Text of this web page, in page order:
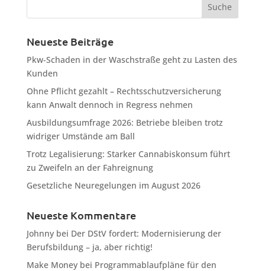
Neueste Beiträge
Pkw-Schaden in der Waschstraße geht zu Lasten des
Kunden
Ohne Pflicht gezahlt – Rechtsschutzversicherung
kann Anwalt dennoch in Regress nehmen
Ausbildungsumfrage 2026: Betriebe bleiben trotz
widriger Umstände am Ball
Trotz Legalisierung: Starker Cannabiskonsum führt
zu Zweifeln an der Fahreignung
Gesetzliche Neuregelungen im August 2026
Neueste Kommentare
Johnnybei Der DStV fordert: Modernisierung der
Berufsbildung – ja, aber richtig!
Make Moneybei Programmablaufpläne für den